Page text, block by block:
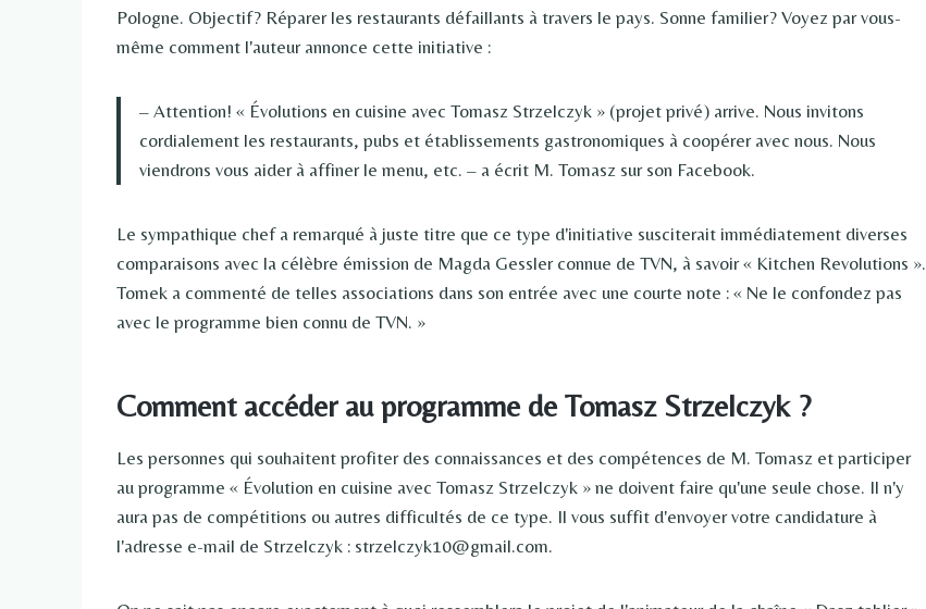
Pologne. Objectif? Réparer les restaurants défaillants à travers le pays. Sonne familier? Voyez par vous-
même comment l'auteur annonce cette initiative :
– Attention! « Évolutions en cuisine avec Tomasz Strzelczyk » (projet privé) arrive. Nous invitons
cordialement les restaurants, pubs et établissements gastronomiques à coopérer avec nous. Nous
viendrons vous aider à affiner le menu, etc. – a écrit M. Tomasz sur son Facebook.
Le sympathique chef a remarqué à juste titre que ce type d'initiative susciterait immédiatement diverses
comparaisons avec la célèbre émission de Magda Gessler connue de TVN, à savoir « Kitchen Revolutions ».
Tomek a commenté de telles associations dans son entrée avec une courte note : « Ne le confondez pas
avec le programme bien connu de TVN. »
Comment accéder au programme de Tomasz Strzelczyk ?
Les personnes qui souhaitent profiter des connaissances et des compétences de M. Tomasz et participer
au programme « Évolution en cuisine avec Tomasz Strzelczyk » ne doivent faire qu'une seule chose. Il n'y
aura pas de compétitions ou autres difficultés de ce type. Il vous suffit d'envoyer votre candidature à
l'adresse e-mail de Strzelczyk : strzelczyk10@gmail.com.